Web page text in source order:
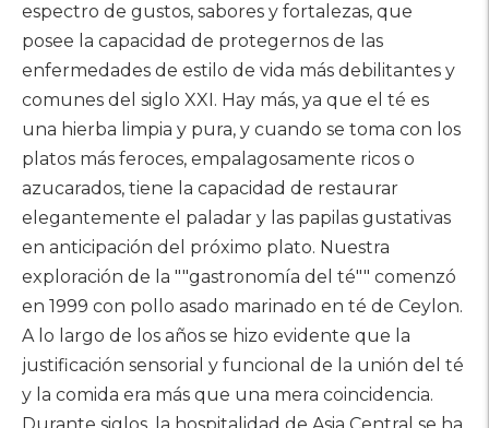
espectro de gustos, sabores y fortalezas, que
posee la capacidad de protegernos de las
enfermedades de estilo de vida más debilitantes y
comunes del siglo XXI. Hay más, ya que el té es
una hierba limpia y pura, y cuando se toma con los
platos más feroces, empalagosamente ricos o
azucarados, tiene la capacidad de restaurar
elegantemente el paladar y las papilas gustativas
en anticipación del próximo plato. Nuestra
exploración de la ""gastronomía del té"" comenzó
en 1999 con pollo asado marinado en té de Ceylon.
A lo largo de los años se hizo evidente que la
justificación sensorial y funcional de la unión del té
y la comida era más que una mera coincidencia.